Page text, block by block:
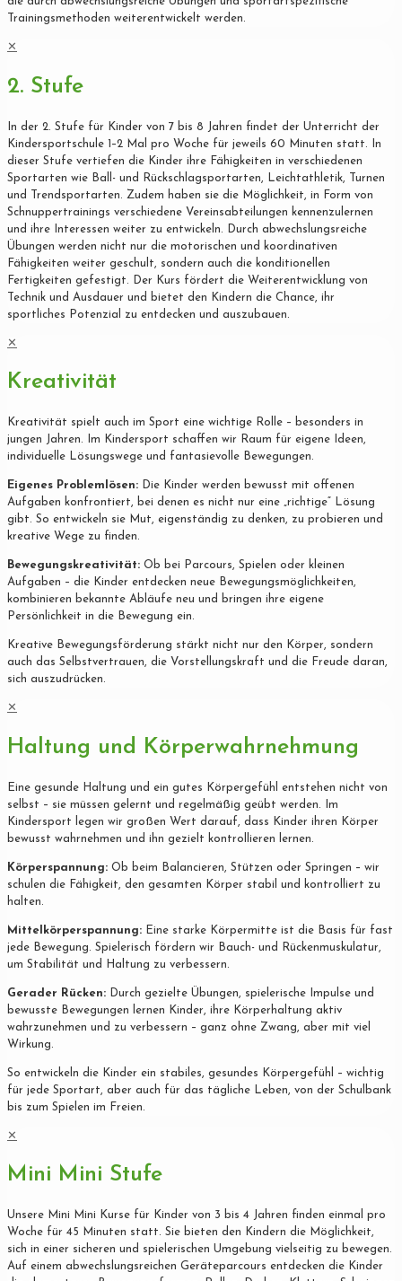
Trainingsmethoden weiterentwickelt werden.
✕
2. Stufe
In der 2. Stufe für Kinder von 7 bis 8 Jahren findet der Unterricht der
Kindersportschule 1–2 Mal pro Woche für jeweils 60 Minuten statt. In
dieser Stufe vertiefen die Kinder ihre Fähigkeiten in verschiedenen
Sportarten wie Ball- und Rückschlagsportarten, Leichtathletik, Turnen
und Trendsportarten. Zudem haben sie die Möglichkeit, in Form von
Schnuppertrainings verschiedene Vereinsabteilungen kennenzulernen
und ihre Interessen weiter zu entwickeln. Durch abwechslungsreiche
Übungen werden nicht nur die motorischen und koordinativen
Fähigkeiten weiter geschult, sondern auch die konditionellen
Fertigkeiten gefestigt. Der Kurs fördert die Weiterentwicklung von
Technik und Ausdauer und bietet den Kindern die Chance, ihr
sportliches Potenzial zu entdecken und auszubauen.
✕
Kreativität
Kreativität spielt auch im Sport eine wichtige Rolle – besonders in
jungen Jahren. Im Kindersport schaffen wir Raum für eigene Ideen,
individuelle Lösungswege und fantasievolle Bewegungen.
Eigenes Problemlösen: Die Kinder werden bewusst mit offenen
Aufgaben konfrontiert, bei denen es nicht nur eine „richtige“ Lösung
gibt. So entwickeln sie Mut, eigenständig zu denken, zu probieren und
kreative Wege zu finden.
Bewegungskreativität: Ob bei Parcours, Spielen oder kleinen
Aufgaben – die Kinder entdecken neue Bewegungsmöglichkeiten,
kombinieren bekannte Abläufe neu und bringen ihre eigene
Persönlichkeit in die Bewegung ein.
Kreative Bewegungsförderung stärkt nicht nur den Körper, sondern
auch das Selbstvertrauen, die Vorstellungskraft und die Freude daran,
sich auszudrücken.
✕
Haltung und Körperwahrnehmung
Eine gesunde Haltung und ein gutes Körpergefühl entstehen nicht von
selbst – sie müssen gelernt und regelmäßig geübt werden. Im
Kindersport legen wir großen Wert darauf, dass Kinder ihren Körper
bewusst wahrnehmen und ihn gezielt kontrollieren lernen.
Körperspannung: Ob beim Balancieren, Stützen oder Springen – wir
schulen die Fähigkeit, den gesamten Körper stabil und kontrolliert zu
halten.
Mittelkörperspannung: Eine starke Körpermitte ist die Basis für fast
jede Bewegung. Spielerisch fördern wir Bauch- und Rückenmuskulatur,
um Stabilität und Haltung zu verbessern.
Gerader Rücken: Durch gezielte Übungen, spielerische Impulse und
bewusste Bewegungen lernen Kinder, ihre Körperhaltung aktiv
wahrzunehmen und zu verbessern – ganz ohne Zwang, aber mit viel
Wirkung.
So entwickeln die Kinder ein stabiles, gesundes Körpergefühl – wichtig
für jede Sportart, aber auch für das tägliche Leben, von der Schulbank
bis zum Spielen im Freien.
✕
Mini Mini Stufe
Unsere Mini Mini Kurse für Kinder von 3 bis 4 Jahren finden einmal pro
Woche für 45 Minuten statt. Sie bieten den Kindern die Möglichkeit,
sich in einer sicheren und spielerischen Umgebung vielseitig zu bewegen.
Auf einem abwechslungsreichen Geräteparcours entdecken die Kinder